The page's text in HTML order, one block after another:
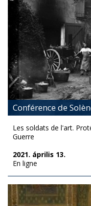
Conférence de
Les soldats de l'art.
Guerre
2021. április 13.
En ligne